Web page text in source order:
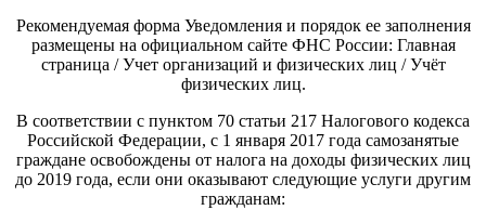
Рекомендуемая форма Уведомления и порядок ее заполнения
размещены на официальном сайте ФНС России: Главная
страница / Учет организаций и физических лиц / Учёт
физических лиц.
В соответствии с пунктом 70 статьи 217 Налогового кодекса
Российской Федерации, с 1 января 2017 года самозанятые
граждане освобождены от налога на доходы физических лиц
до 2019 года, если они оказывают следующие услуги другим
гражданам: